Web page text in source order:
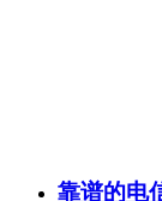
靠谱的电